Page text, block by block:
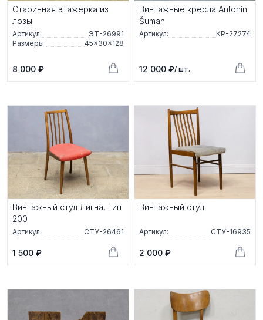
Старинная этажерка из
лозы
Артикул:
ЭТ-26991
Размеры:
45×30×128
8 000 ₽
Винтажные кресла Antonín
Šuman
Артикул: КР-27274
12 000 ₽/ шт.
Винтажный стул Лигна, тип
200
Артикул: СТУ-26461
1 500 ₽
Винтажный стул
Артикул: СТУ-16935
2 000 ₽